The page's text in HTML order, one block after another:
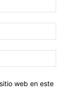
web en este